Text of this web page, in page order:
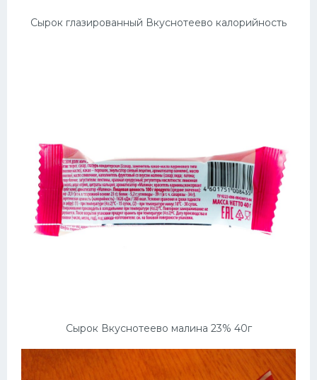
Сырок глазированный Вкуснотеево калорийность
Сырок Вкуснотеево малина 23% 40г